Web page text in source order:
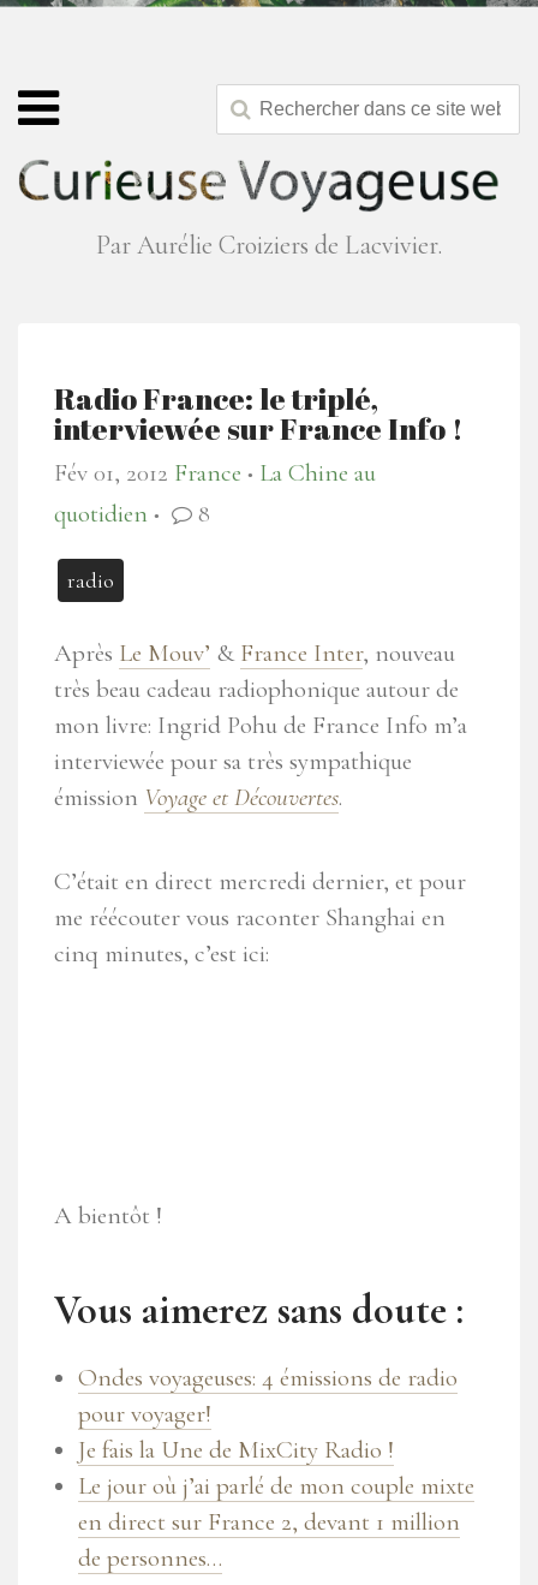
Par Aurélie Croiziers de Lacvivier.
Radio France: le triplé,
interviewée sur France Info !
Fév 01, 2012 France ●
La Chine au
quotidien
● 8
radio
Après Le Mouv’ & France Inter, nouveau
très beau cadeau radiophonique autour de
mon livre: Ingrid Pohu de France Info m’a
interviewée pour sa très sympathique
émission Voyage et Découvertes.
C’était en direct mercredi dernier, et pour
me réécouter vous raconter Shanghai en
cinq minutes, c’est ici:
A bientôt !
Vous aimerez sans doute :
Ondes voyageuses: 4 émissions de radio
pour voyager!
Je fais la Une de MixCity Radio !
Le jour où j’ai parlé de mon couple mixte
en direct sur France 2, devant 1 million
de personnes…